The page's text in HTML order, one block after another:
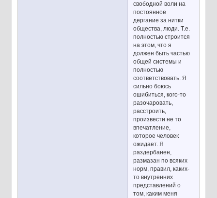
свободной воли на
постоянное
дергание за нитки
общества, люди. Т.е.
полностью строится
на этом, что я
должен быть частью
общей системы и
полностью
соответствовать. Я
сильно боюсь
ошибиться, кого-то
разочаровать,
расстроить,
произвести не то
впечатление,
которое человек
ожидает. Я
раздербанен,
размазан по всяких
норм, правил, каких-
то внутренних
представлений о
том, каким меня